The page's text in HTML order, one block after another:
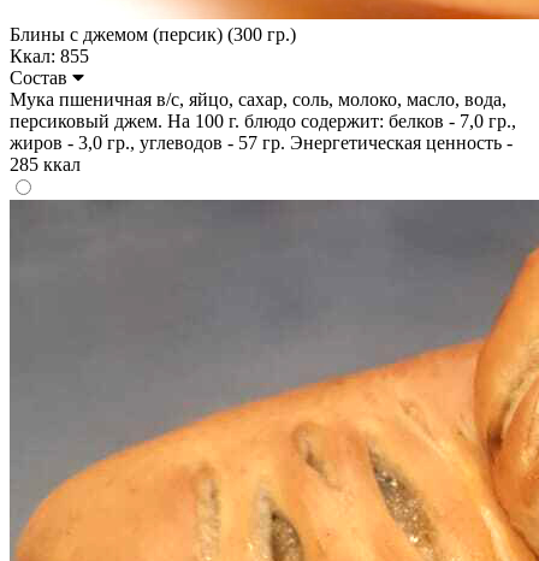
Блины с джемом (персик) (300 гр.)
Ккал: 855
Состав
Мука пшеничная в/с, яйцо, сахар, соль, молоко, масло, вода,
персиковый джем. На 100 г. блюдо содержит: белков - 7,0 гр.,
жиров - 3,0 гр., углеводов - 57 гр. Энергетическая ценность -
285 ккал